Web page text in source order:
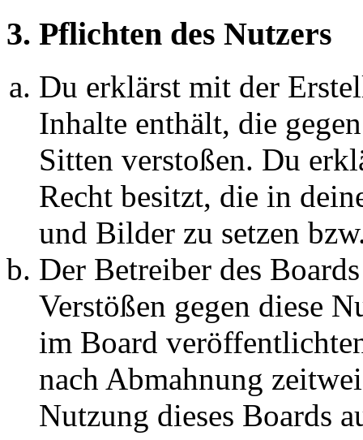
3. Pflichten des Nutzers
Du erklärst mit der
Inhalte enthält, die
Sitten verstoßen. Du
Recht besitzt, die in
und Bilder zu setzen
Der Betreiber des
Verstößen gegen diese
im Board
nach Abmahnung
Nutzung dieses Boards